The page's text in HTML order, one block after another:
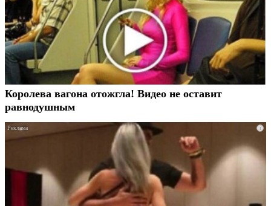
Королева вагона отожгла! Видео не оставит
равнодушным
i